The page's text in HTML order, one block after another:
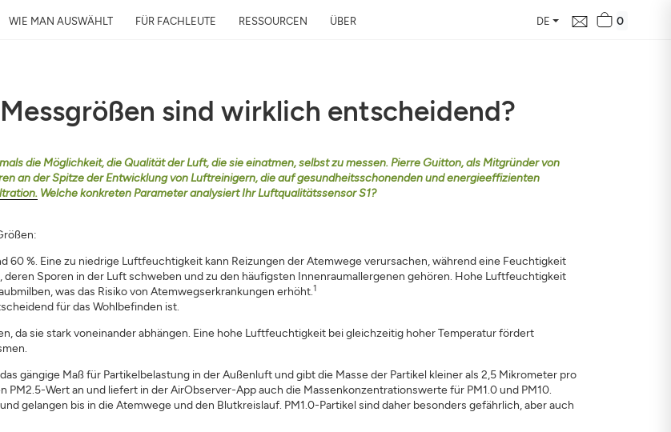
WIE MAN AUSWÄHLT FÜR FACHLEUTE RESSOURCEN ÜBER DE 0
sind wirklich entscheidend?
die Möglichkeit, die Qualität der Luft, die sie einatmen, selbst zu messen. Pierre Guitton, als Mitgründer von
an der Spitze der Entwicklung von Luftreinigern, die auf gesundheitsschonenden und energieeffizienten
Welche konkreten Parameter analysiert Ihr Luftqualitätssensor S1?
60 %. Eine zu niedrige Luftfeuchtigkeit kann Reizungen der Atemwege verursachen, während eine Feuchtigkeit
Sporen in der Luft schweben und zu den häufigsten Innenraumallergenen gehören. Hohe Luftfeuchtigkeit
was das Risiko von Atemwegserkrankungen erhöht.1
für das Wohlbefinden ist.
da sie stark voneinander abhängen. Eine hohe Luftfeuchtigkeit bei gleichzeitig hoher Temperatur fördert
gängige Maß für Partikelbelastung in der Außenluft und gibt die Masse der Partikel kleiner als 2,5 Mikrometer pro
Wert an und liefert in der AirObserver-App auch die Massenkonzentrationswerte für PM1.0 und PM10.
gelangen bis in die Atemwege und den Blutkreislauf. PM1.0-Partikel sind daher besonders gefährlich, aber auch
in 24h
Luftqualität rund ums Zuhause und ihre Auswirkung auf
Ihre Gesundheit
Adresse
ANMELDEN SCHLIESSEN